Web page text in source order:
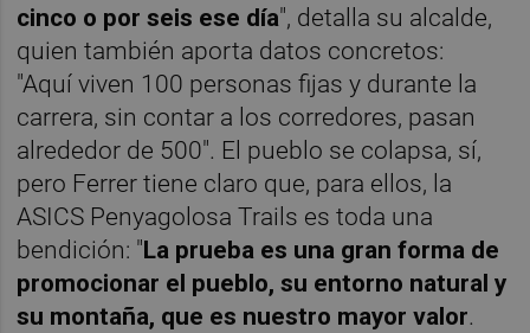
cinco o por seis ese día", detalla su alcalde,
quien también aporta datos concretos:
"Aquí viven 100 personas fijas y durante la
carrera, sin contar a los corredores, pasan
alrededor de 500". El pueblo se colapsa, sí,
pero Ferrer tiene claro que, para ellos, la
ASICS Penyagolosa Trails es toda una
bendición: "La prueba es una gran forma de
promocionar el pueblo, su entorno natural y
su montaña, que es nuestro mayor valor.